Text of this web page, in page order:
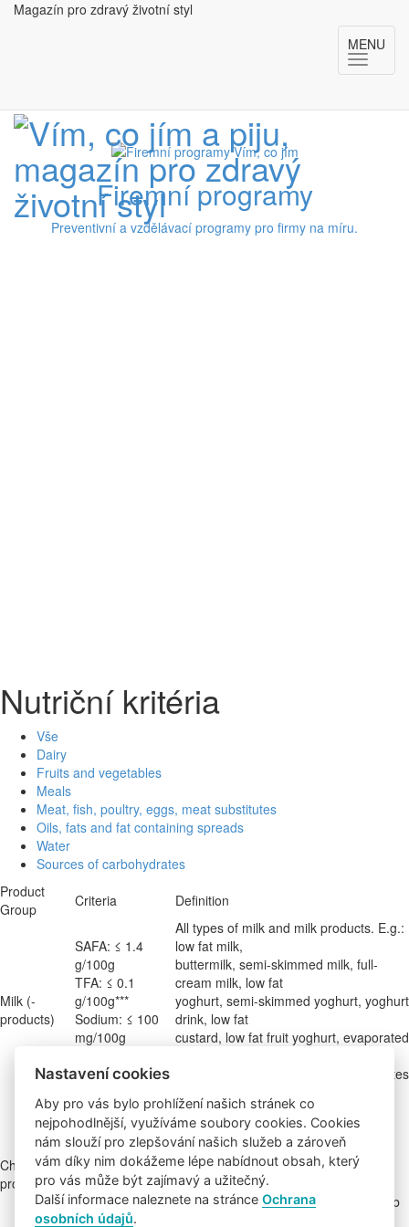
Magazín pro zdravý životní styl
MENU
Firemní programy
Preventivní a vzdělávací programy pro firmy na míru.
Nutriční kritéria
Vše
Dairy
Fruits and vegetables
Meals
Meat, fish, poultry, eggs, meat substitutes
Oils, fats and fat containing spreads
Water
Sources of carbohydrates
Product
Group
Criteria Definition
Milk (-
products)
SAFA: ≤ 1.4
g/100g
TFA: ≤ 0.1
g/100g***
Sodium: ≤ 100
mg/100g
5 g/100g
All types of milk and milk products. E.g.:
low fat milk,
buttermilk, semi-skimmed milk, full-
cream milk, low fat
yoghurt, semi-skimmed yoghurt, yoghurt
drink, low fat
custard, low fat fruit yoghurt, evaporated
cream (for culinary use), milk substitutes
Cheese (-
products)
SAFA: ≤ 15
g/100g
TFA: ≤ 0.1
g/100g***
Sodium: ≤ 900
mg/100g
Added sugars:
All types of cheese and cheese
products. E.g.: 20+ cheese,
30+ cheese, Edam, Brie 50+, 48+
Gouda cheese, blue
cheese, gorgonzola, gruyere, soft herb
Nastavení cookies
Aby pro vás bylo prohlížení našich stránek co
nejpohodlnější, využíváme soubory cookies. Cookies
nám slouží pro zlepšování našich služeb a zároveň
vám díky nim dokážeme lépe nabídnout obsah, který
pro vás může být zajímavý a užitečný.
Další informace naleznete na stránceOchrana
osobních údajů.